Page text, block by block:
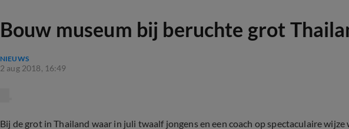
Bouw museum bij beruchte grot
NIEUWS
2 aug 2018, 16:49
Bij de grot in Thailand waar in juli twaalf jongens en een coach op spectaculaire